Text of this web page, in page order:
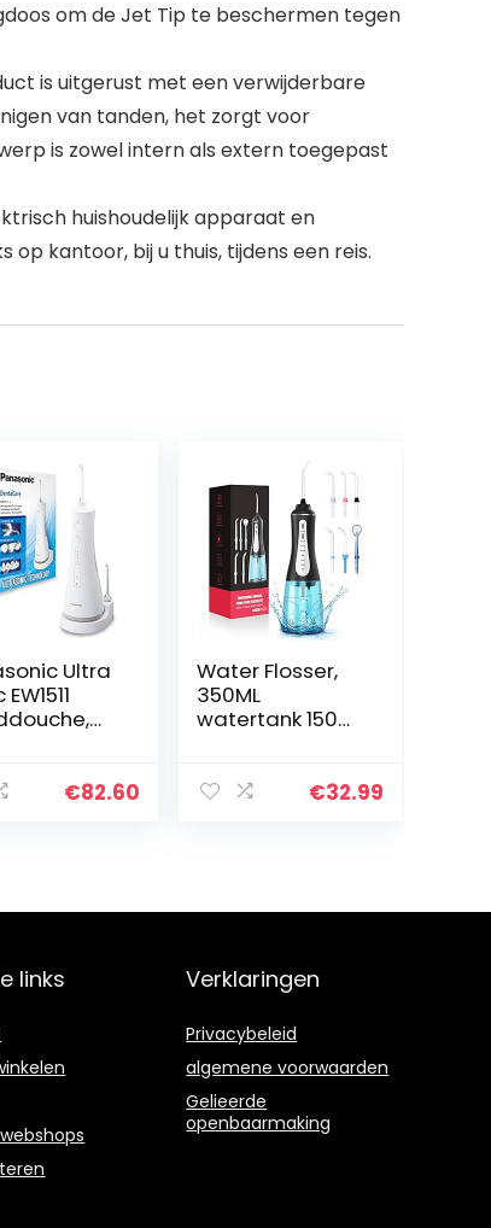
om de Jet Tip te beschermen tegen
is uitgerust met een verwijderbare
van tanden, het zorgt voor
is zowel intern als extern toegepast
huishoudelijk apparaat en
kantoor, bij u thuis, tijdens een reis.
Ultra
€82.60
Water Flosser,
350ML
watertank 150
Elektrisch met 5
waterdichte…
€32.99
links Verklaringen
Privacybeleid
algemene voorwaarden
Gelieerde
openbaarmaking